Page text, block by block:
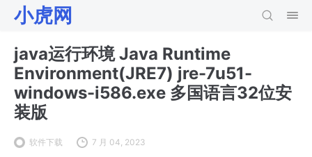
小虎网
java运行环境 Java Runtime
Environment(JRE7) jre-7u51-
windows-i586.exe 多国语言32位安
装版
软件下载 7 月 04, 2023